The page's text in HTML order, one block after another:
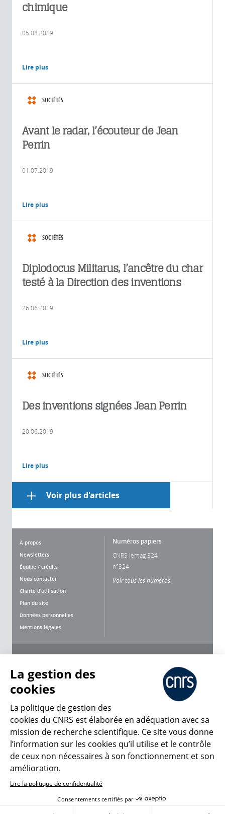
chimique
05.08.2019
Lire plus
SOCIÉTÉS
Avant le radar, l’écouteur de Jean
Perrin
01.07.2019
Lire plus
SOCIÉTÉS
Diplodocus Militarus, l’ancêtre du char
testé à la Direction des inventions
26.06.2019
Lire plus
SOCIÉTÉS
Des inventions signées Jean Perrin
20.06.2019
Lire plus
Voir plus d'articles
À propos
Newsletters
Équipe / crédits
Nous contacter
Charte d'utilisation
Plan du site
Données personnelles
Mentions légales
Numéros papiers
CNRS lemag 324
n°324
Voir tous les numéros
CNRS Le Mag
© 2026, CNRS
Créer un compte Se connecter
Gestion des cookies
La gestion des
cookies
La politique de gestion des
cookies du CNRS est élaborée en adéquation avec sa
mission de recherche scientifique. Ce site vous donne
l’information sur les cookies qu’il utilise et le contrôle
de ceux non nécessaires à son fonctionnement et son
amélioration.
Lire la politique de confidentialité
Consentements certifiés par